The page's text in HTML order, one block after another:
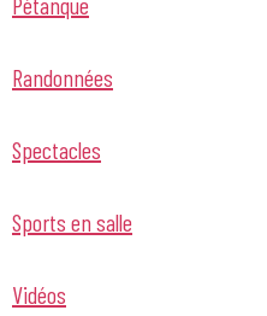
Randonnées
Spectacles
Sports en salle
Vidéos